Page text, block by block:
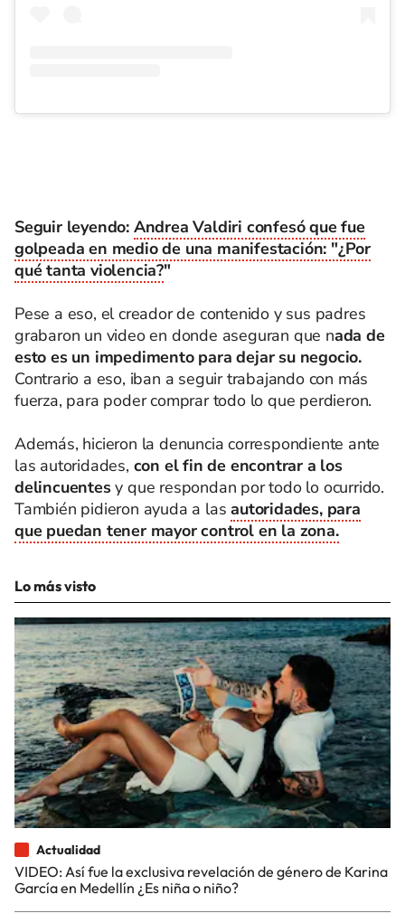
Seguir leyendo: Andrea Valdiri confesó que fue
golpeada en medio de una manifestación: "¿Por
qué tanta violencia?"
Pese a eso, el creador de contenido y sus padres
grabaron un video en donde aseguran que nada de
esto es un impedimento para dejar su negocio.
Contrario a eso, iban a seguir trabajando con más
fuerza, para poder comprar todo lo que perdieron.
Además, hicieron la denuncia correspondiente ante
las autoridades, con el fin de encontrar a los
delincuentesy que respondan por todo lo ocurrido.
También pidieron ayuda a lasautoridades, para
que puedan tener mayor control en la zona.
Lo más visto
Actualidad
VIDEO: Así fue la exclusiva revelación de género de Karina
García en Medellín ¿Es niña o niño?